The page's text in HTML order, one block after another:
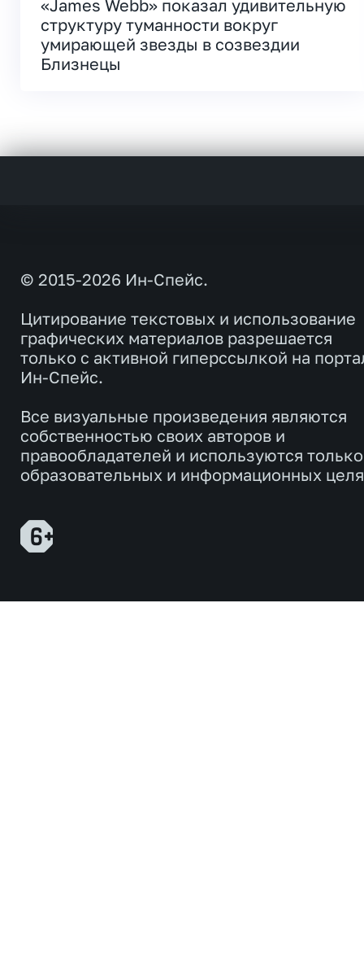
«James Webb» показал удивительную
структуру туманности вокруг
умирающей звезды в созвездии
Близнецы
© 2015-2026 Ин-Спейс.
Цитирование текстовых и использование
графических материалов разрешается
только с активной гиперссылкой на
Ин-Спейс.
Все визуальные произведения являются
собственностью своих авторов и
правообладателей и используются
образовательных и информационных